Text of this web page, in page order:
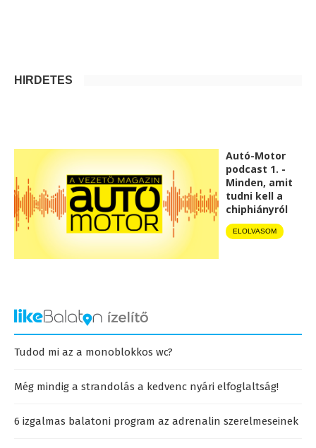
HIRDETÉS
Autó-Motor
podcast 1. -
Minden, amit
tudni kell a
chiphiányról
ELOLVASOM
Tudod mi az a monoblokkos wc?
Még mindig a strandolás a kedvenc nyári elfoglaltság!
6 izgalmas balatoni program az adrenalin szerelmeseinek